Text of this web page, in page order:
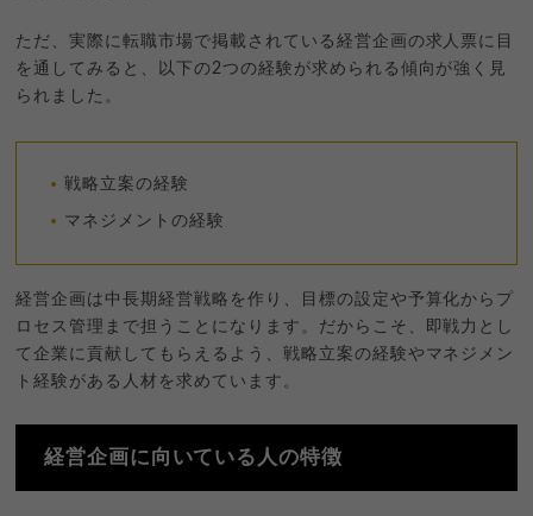
ただ、実際に転職市場で掲載されている経営企画の求人票に目
を通してみると、以下の2つの経験が求められる傾向が強く見
られました。
戦略立案の経験
マネジメントの経験
経営企画は中長期経営戦略を作り、目標の設定や予算化からプ
ロセス管理まで担うことになります。だからこそ、即戦力とし
て企業に貢献してもらえるよう、戦略立案の経験やマネジメン
ト経験がある人材を求めています。
経営企画に向いている人の特徴